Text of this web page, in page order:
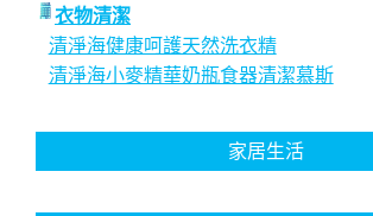
衣物清潔
清淨海健康呵護天然洗衣精
清淨海小麥精華奶瓶食器清潔慕斯
家居生活